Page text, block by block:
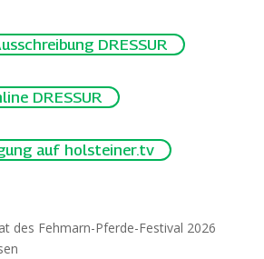
DRESSUR
DRESSUR
auf holsteiner.tv